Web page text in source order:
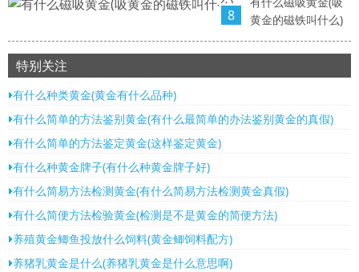
8
黄金的磁铁叫什么)
特别关注
有什么种类黄金(黄金有什么品种)
有什么简单的方法鉴别黄金(有什么最简单的办法鉴别黄金的真假)
有什么简单的方法鉴定黄金(这样鉴定黄金)
有什么种黄金牌子(有什么种黄金牌子好)
有什么简易方法检测黄金(有什么简易方法检测黄金真假)
有什么简便方法检验黄金(检测是不是黄金的简便方法)
养殖黄金鲫鱼投放什么饲料(黄金鲫饲料配方)
养猪乳黄金是什么(养猪乳黄金是什么意思啊)